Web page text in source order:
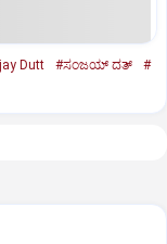
Dutt #ಸಂಜಯ್‌ ದತ್‌
#